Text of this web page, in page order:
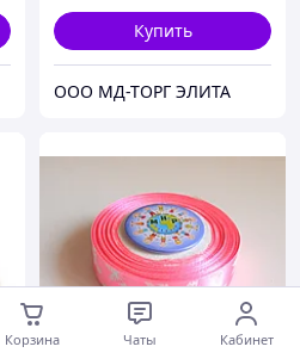
Купить
ООО МД-ТОРГ ЭЛИТА
Корзина Чаты Кабинет